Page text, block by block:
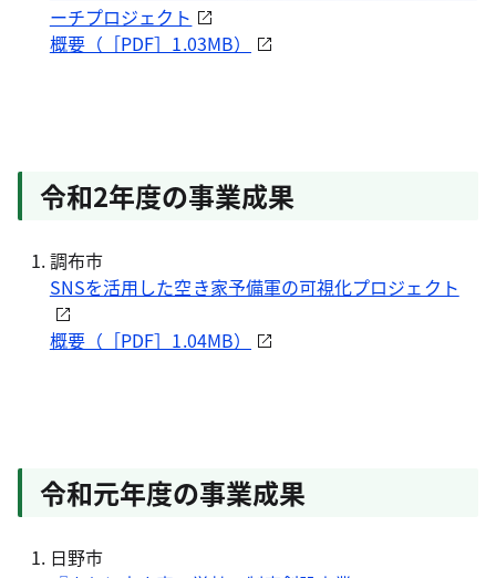
ーチプロジェクト
概要（［PDF］1.03MB）
令和2年度の事業成果
調布市
SNSを活用した空き家予備軍の可視化プロジェクト
概要（［PDF］1.04MB）
令和元年度の事業成果
日野市